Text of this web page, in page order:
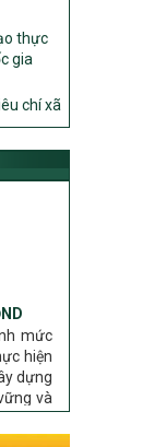
gia
mới,
tế –
dựng
và
bào
đoạn
An